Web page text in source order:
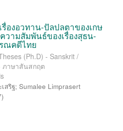
รื่องอวทาน-ปัลปลตาของเกษ
วามสัมพันธ์ของเรื่องสุธน-
ณคดีไทย
(Ph.D) - Sanskrit /
าษาสันสกฤต
สริฐ; Sumalee Limprasert
)